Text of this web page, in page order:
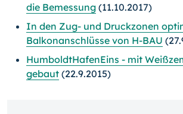
die Bemessung (11.10.2017)
In den Zug- und Druckzonen
Balkonanschlüsse von H-BAU
HumboldtHafenEins - mit
gebaut (22.9.2015)